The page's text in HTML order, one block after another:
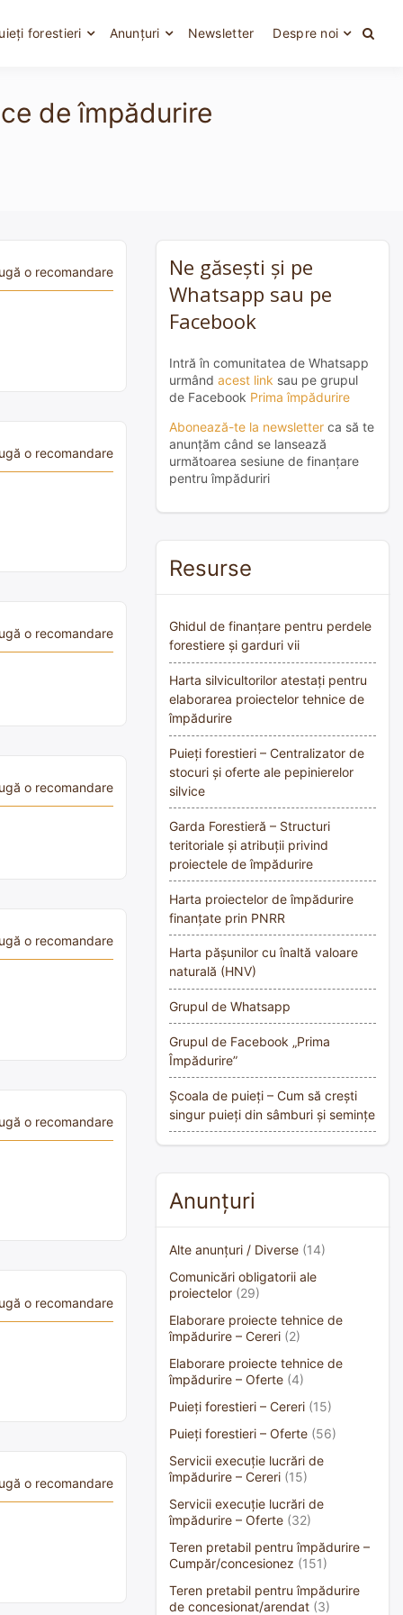
forestieri Anunțuri Newsletter Despre noi
de împădurire
o recomandare
o recomandare
o recomandare
o recomandare
o recomandare
o recomandare
o recomandare
o recomandare
Ne găsești și pe
Whatsapp sau pe
Facebook
Intră în comunitatea de Whatsapp
urmând acest link sau pe grupul
de Facebook Prima împădurire
Abonează-te la newsletter ca să te
anunțăm când se lansează
următoarea sesiune de finanțare
pentru împăduriri
Resurse
Ghidul de finanțare pentru perdele
forestiere și garduri vii
Harta silvicultorilor atestați pentru
elaborarea proiectelor tehnice de
împădurire
Puieți forestieri – Centralizator de
stocuri și oferte ale pepinierelor
silvice
Garda Forestieră – Structuri
teritoriale și atribuții privind
proiectele de împădurire
Harta proiectelor de împădurire
finanțate prin PNRR
Harta pășunilor cu înaltă valoare
naturală (HNV)
Grupul de Whatsapp
Grupul de Facebook „Prima
Împădurire”
Școala de puieți – Cum să crești
singur puieți din sâmburi și semințe
Anunțuri
Alte anunțuri / Diverse (14)
Comunicări obligatorii ale
proiectelor (29)
Elaborare proiecte tehnice de
împădurire – Cereri (2)
Elaborare proiecte tehnice de
împădurire – Oferte (4)
Puieți forestieri – Cereri (15)
Puieți forestieri – Oferte (56)
Servicii execuție lucrări de
împădurire – Cereri (15)
Servicii execuție lucrări de
împădurire – Oferte (32)
Teren pretabil pentru împădurire –
Cumpăr/concesionez (151)
Teren pretabil pentru împădurire
de concesionat/arendat (3)